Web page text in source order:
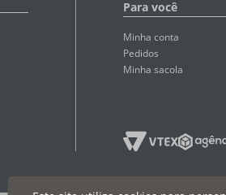
Para você
Minha conta
Pedidos
Minha sacola